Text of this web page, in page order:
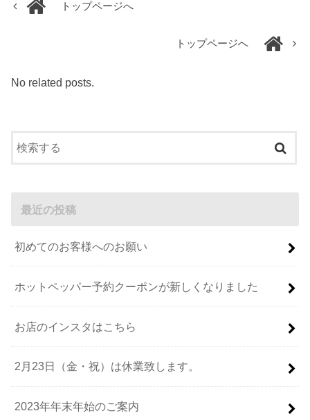
トップページへ
トップページへ
No related posts.
最近の投稿
初めてのお客様へのお願い
ホットペッパー予約クーポンが新しくなりました
お店のインスタはこちら
2月23日（金・祝）は休業致します。
2023年年末年始のご案内